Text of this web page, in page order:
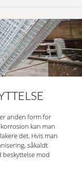
anden form for
kan man
det. Hvis man
såkaldt
mod